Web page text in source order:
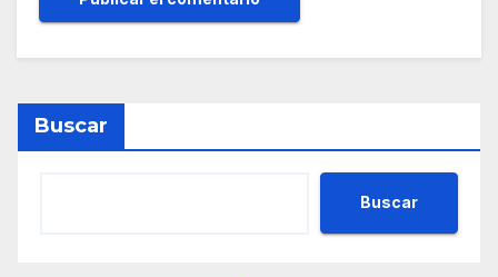
Buscar
Buscar